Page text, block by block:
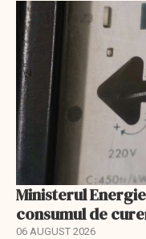
Ministerul
consumul de
06 AUGUST 2026